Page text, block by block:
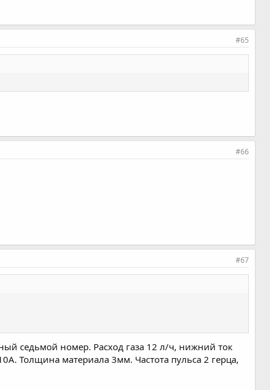
#65
#66
#67
седьмой номер. Расход газа 12 л/ч, нижний ток
Толщина материала 3мм. Частота пульса 2 герца,